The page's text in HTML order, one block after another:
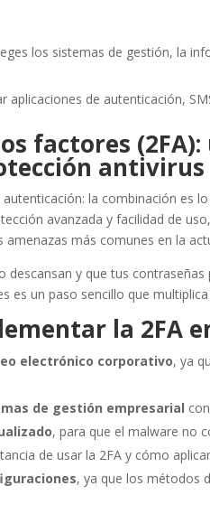
los sistemas de gestión, la
aplicaciones de autenticación,
factores
antivirus
la combinación es
avanzada y facilidad de
más comunes en la
descansan y que tus
es un paso sencillo que
la 2FA
electrónico corporativo, ya
de gestión empresarial
, para que el malware no
de usar la 2FA y cómo
, ya que los métodos